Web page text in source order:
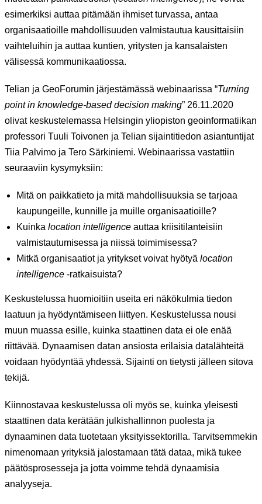
esimerkiksi auttaa pitämään ihmiset turvassa, antaa
organisaatioille mahdollisuuden valmistautua kausittaisiin
vaihteluihin ja auttaa kuntien, yritysten ja kansalaisten
välisessä kommunikaatiossa.
Telian ja GeoForumin järjestämässä webinaarissa “Turning
point in knowledge-based decision making” 26.11.2020
olivat keskustelemassa Helsingin yliopiston geoinformatiikan
professori Tuuli Toivonen ja Telian sijaintitiedon asiantuntijat
Tiia Palvimo ja Tero Särkiniemi. Webinaarissa vastattiin
seuraaviin kysymyksiin:
Mitä on paikkatieto ja mitä mahdollisuuksia se tarjoaa
kaupungeille, kunnille ja muille organisaatioille?
Kuinka location intelligence auttaa kriisitilanteisiin
valmistautumisessa ja niissä toimimisessa?
Mitkä organisaatiot ja yritykset voivat hyötyä location
intelligence -ratkaisuista?
Keskustelussa huomioitiin useita eri näkökulmia tiedon
laatuun ja hyödyntämiseen liittyen. Keskustelussa nousi
muun muassa esille, kuinka staattinen data ei ole enää
riittävää. Dynaamisen datan ansiosta erilaisia datalähteitä
voidaan hyödyntää yhdessä. Sijainti on tietysti jälleen sitova
tekijä.
Kiinnostavaa keskustelussa oli myös se, kuinka yleisesti
staattinen data kerätään julkishallinnon puolesta ja
dynaaminen data tuotetaan yksityissektorilla. Tarvitsemmekin
nimenomaan yrityksiä jalostamaan tätä dataa, mikä tukee
päätösprosesseja ja jotta voimme tehdä dynaamisia
analyyseja.